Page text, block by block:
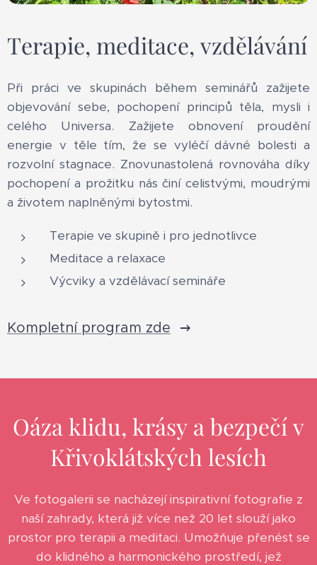
Terapie, meditace, vzdělávání
Při práci ve skupinách během seminářů zažijete
objevování sebe, pochopení principů těla, mysli i
celého Universa. Zažijete obnovení proudění
energie v těle tím, že se vyléčí dávné bolesti a
rozvolní stagnace. Znovunastolená rovnováha díky
pochopení a prožitku nás činí celistvými, moudrými
a životem naplněnými bytostmi.
Terapie ve skupině i pro jednotlivce
Meditace a relaxace
Výcviky a vzdělávací semináře
Kompletní program zde
Oáza klidu, krásy a bezpečí v
Křivoklátských lesích
Ve fotogalerii se nacházejí inspirativní fotografie z
naší zahrady, která již více než 20 let slouží jako
prostor pro terapii a meditaci. Umožňuje přenést se
do klidného a harmonického prostředí, jež